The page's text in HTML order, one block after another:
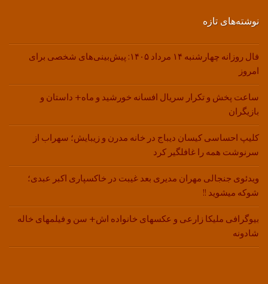
نوشته‌های تازه
فال روزانه چهارشنبه ۱۴ مرداد ۱۴۰۵: پیش‌بینی‌های شخصی برای
امروز
ساعت پخش و تکرار سریال افسانه خورشید و ماه+ داستان و
بازیگران
کلیپ احساسی کیسان دیباج در خانه مدرن و زیبایش؛ سهراب از
سرنوشت همه را غافلگیر کرد
ویدئوی جنجالی مهران مدیری بعد غیبت در خاکسپاری اکبر عبدی؛
شوکه میشوید !!
بیوگرافی ملیکا زارعی و عکسهای خانواده اش+ سن و فیلمهای خاله
شادونه